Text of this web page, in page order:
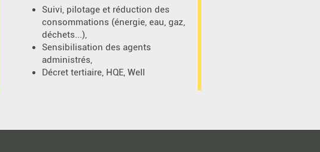
Suivi, pilotage et réduction des
consommations (énergie, eau, gaz,
déchets...),
Sensibilisation des agents
administrés,
Décret tertiaire, HQE, Well